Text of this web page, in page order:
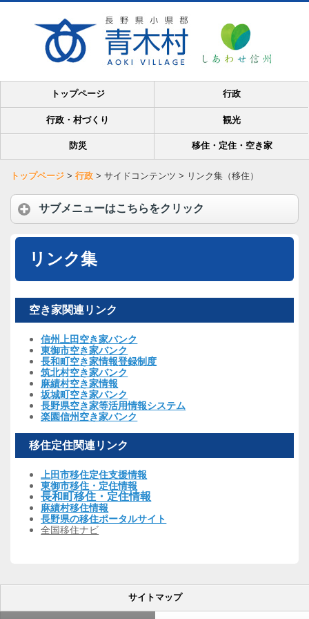
トップページ 行政
行政・村づくり 観光
防災 移住・定住・空き家
トップページ > 行政 > サイドコンテンツ > リンク集（移住）
サブメニューはこちらをクリック
リンク集
空き家関連リンク
信州上田空き家バンク
東御市空き家バンク
長和町空き家情報登録制度
筑北村空き家バンク
麻績村空き家情報
坂城町空き家バンク
長野県空き家等活用情報システム
楽園信州空き家バンク
移住定住関連リンク
上田市移住定住支援情報
東御市移住・定住情報
長和町移住・定住情報
麻績村移住情報
長野県の移住ポータルサイト
全国移住ナビ
サイトマップ